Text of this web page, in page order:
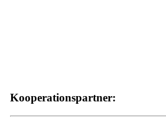
Kooperationspartner: